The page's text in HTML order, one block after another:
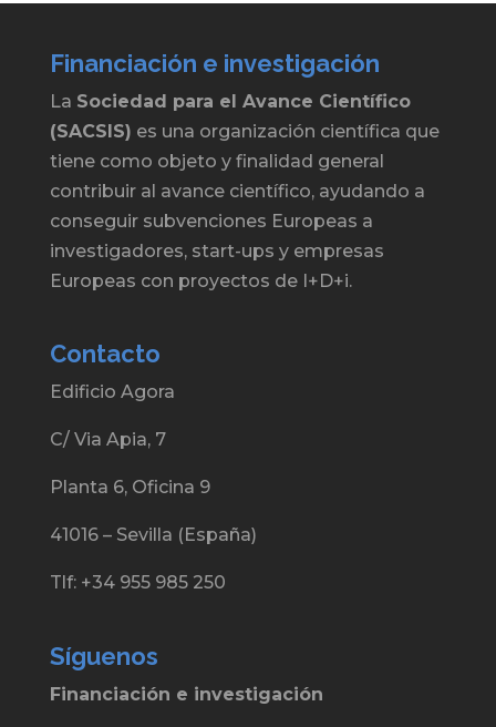
Financiación e investigación
La Sociedad para el Avance Científico
(SACSIS) es una organización científica que
tiene como objeto y finalidad general
contribuir al avance científico, ayudando a
conseguir subvenciones Europeas a
investigadores, start-ups y empresas
Europeas con proyectos de I+D+i.
Contacto
Edificio Agora
C/ Via Apia, 7
Planta 6, Oficina 9
41016 – Sevilla (España)
Tlf: +34 955 985 250
Síguenos
Financiación e investigación